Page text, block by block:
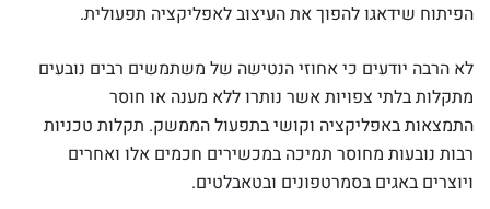
הפיתוח שידאגו להפוך את העיצוב לאפליקציה תפעולית.
לא הרבה יודעים כי אחוזי הנטישה של משתמשים רבים נובעים
מתקלות בלתי צפויות אשר נותרו ללא מענה או חוסר
התמצאות באפליקציה וקושי בתפעול הממשק. תקלות טכניות
רבות נובעות מחוסר תמיכה במכשירים חכמים אלו ואחרים
ויוצרים באגים בסמרטפונים ובטאבלטים.